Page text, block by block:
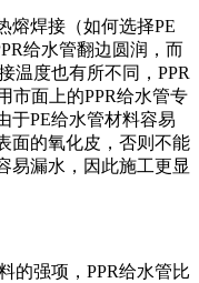
熔焊接（如何选择PE
给水管翻边圆润，而
温度也有所不同， PPR
市面上的PPR给水管专
于PE给水管材料容易
面的氧化皮，否则不能
易漏水，因此施工更显
的强项， PPR给水管比